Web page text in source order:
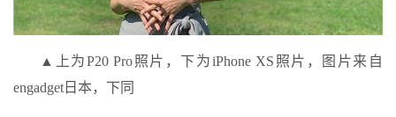
▲上为P20 Pro照片，下为iPhone XS照片，图片来自
engadget日本，下同